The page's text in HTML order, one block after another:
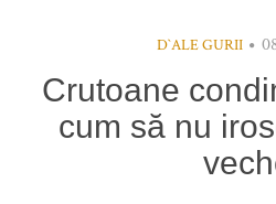
D`ALE GURII
Crutoane
cum să nu